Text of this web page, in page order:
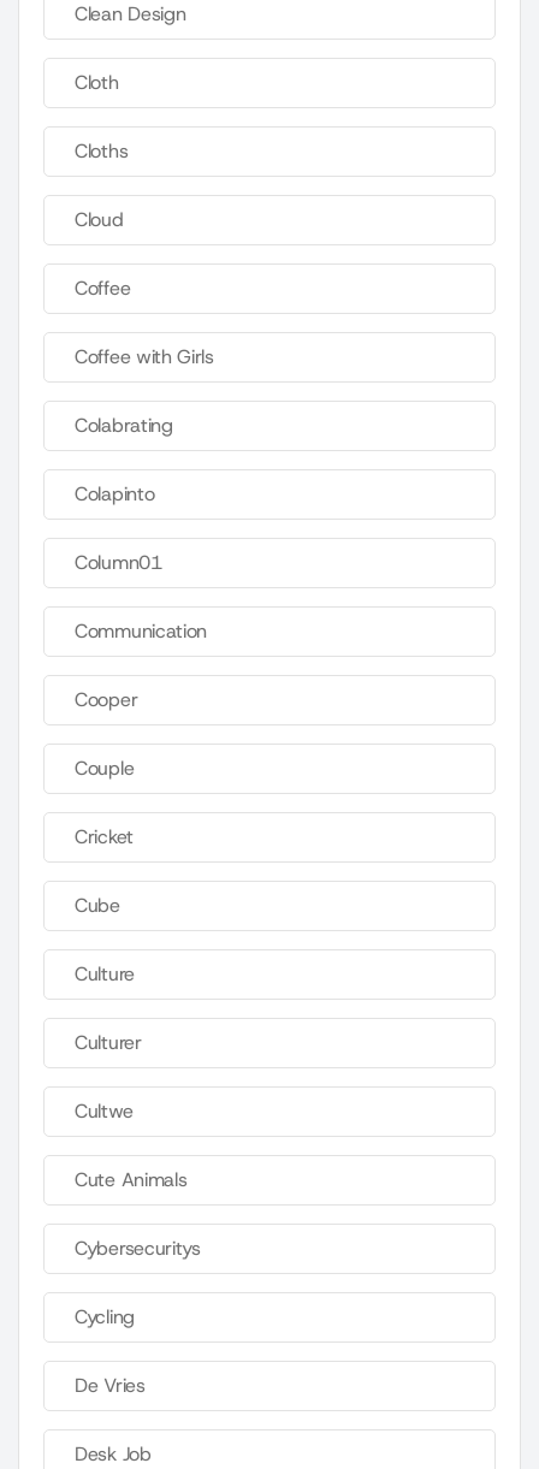
Clean Design
Cloth
Cloths
Cloud
Coffee
Coffee with Girls
Colabrating
Colapinto
Column01
Communication
Cooper
Couple
Cricket
Cube
Culture
Culturer
Cultwe
Cute Animals
Cybersecuritys
Cycling
De Vries
Desk Job